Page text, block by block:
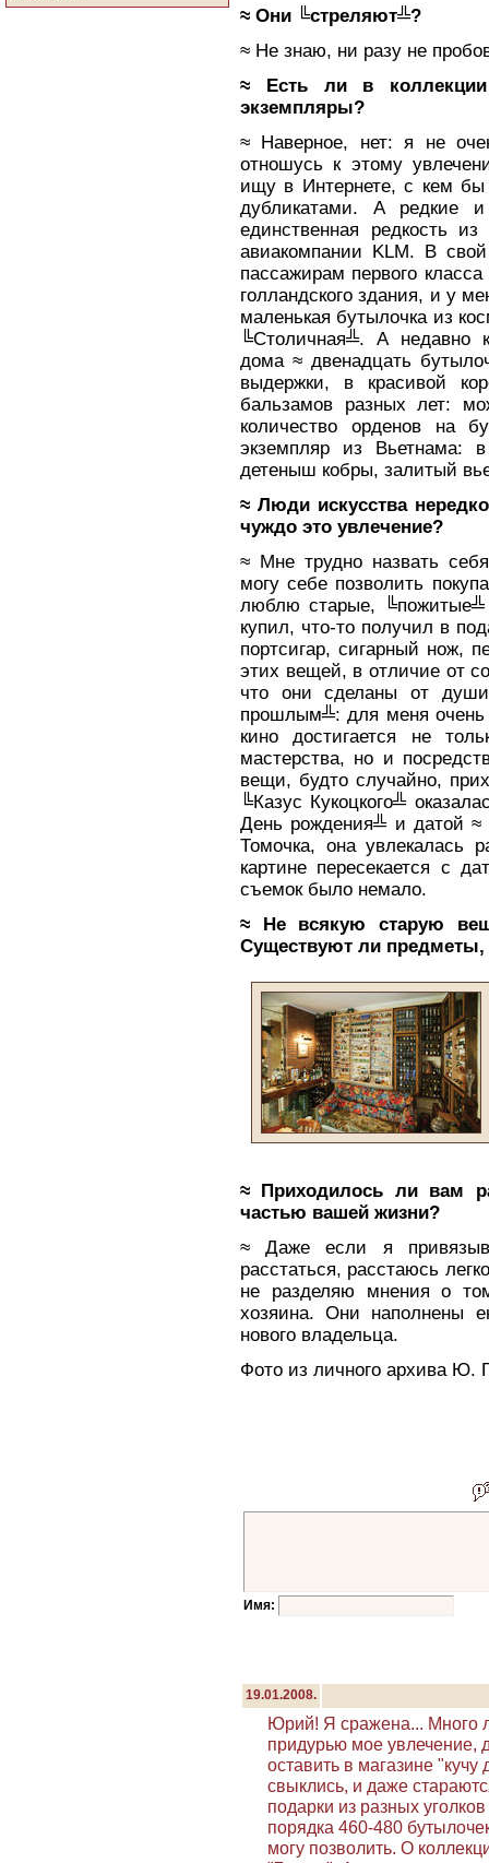
≈ Они ╚стреляют╩?
≈ Не знаю, ни разу не
≈ Есть ли в
экземпляры?
≈ Наверное, нет: я не
отношусь к этому
ищу в Интернете, с кем бы
дубликатами. А редкие
единственная редкость
авиакомпании KLM. В
пассажирам первого
голландского здания, и у
маленькая бутылочка из
╚Столичная╩. А недавно
дома ≈ двенадцать
выдержки, в красивой
бальзамов разных лет:
количество орденов на
экземпляр из Вьетнама:
детеныш кобры, залитый
≈ Люди искусства
чуждо это увлечение?
≈ Мне трудно назвать
могу себе позволить
люблю старые,
купил, что-то получил в
портсигар, сигарный нож,
этих вещей, в отличие от
что они сделаны от
прошлым╩: для меня очень
кино достигается не
мастерства, но и
вещи, будто случайно,
╚Казус Кукоцкого╩
День рождения╩ и датой ≈
Томочка, она увлекалась
картине пересекается с
съемок было немало.
≈ Не всякую старую
Существуют ли
≈ Приходилось ли вам
частью вашей жизни?
≈ Даже если я
расстаться, расстаюсь
не разделяю мнения о
хозяина. Они наполнены
нового владельца.
Фото из личного архива Ю.
Имя:
19.01.2008.
Юрий! Я сражена... Много
придурью мое увлечение,
оставить в магазине
свыклись, и даже
подарки из разных
порядка 460-480
могу позволить. О